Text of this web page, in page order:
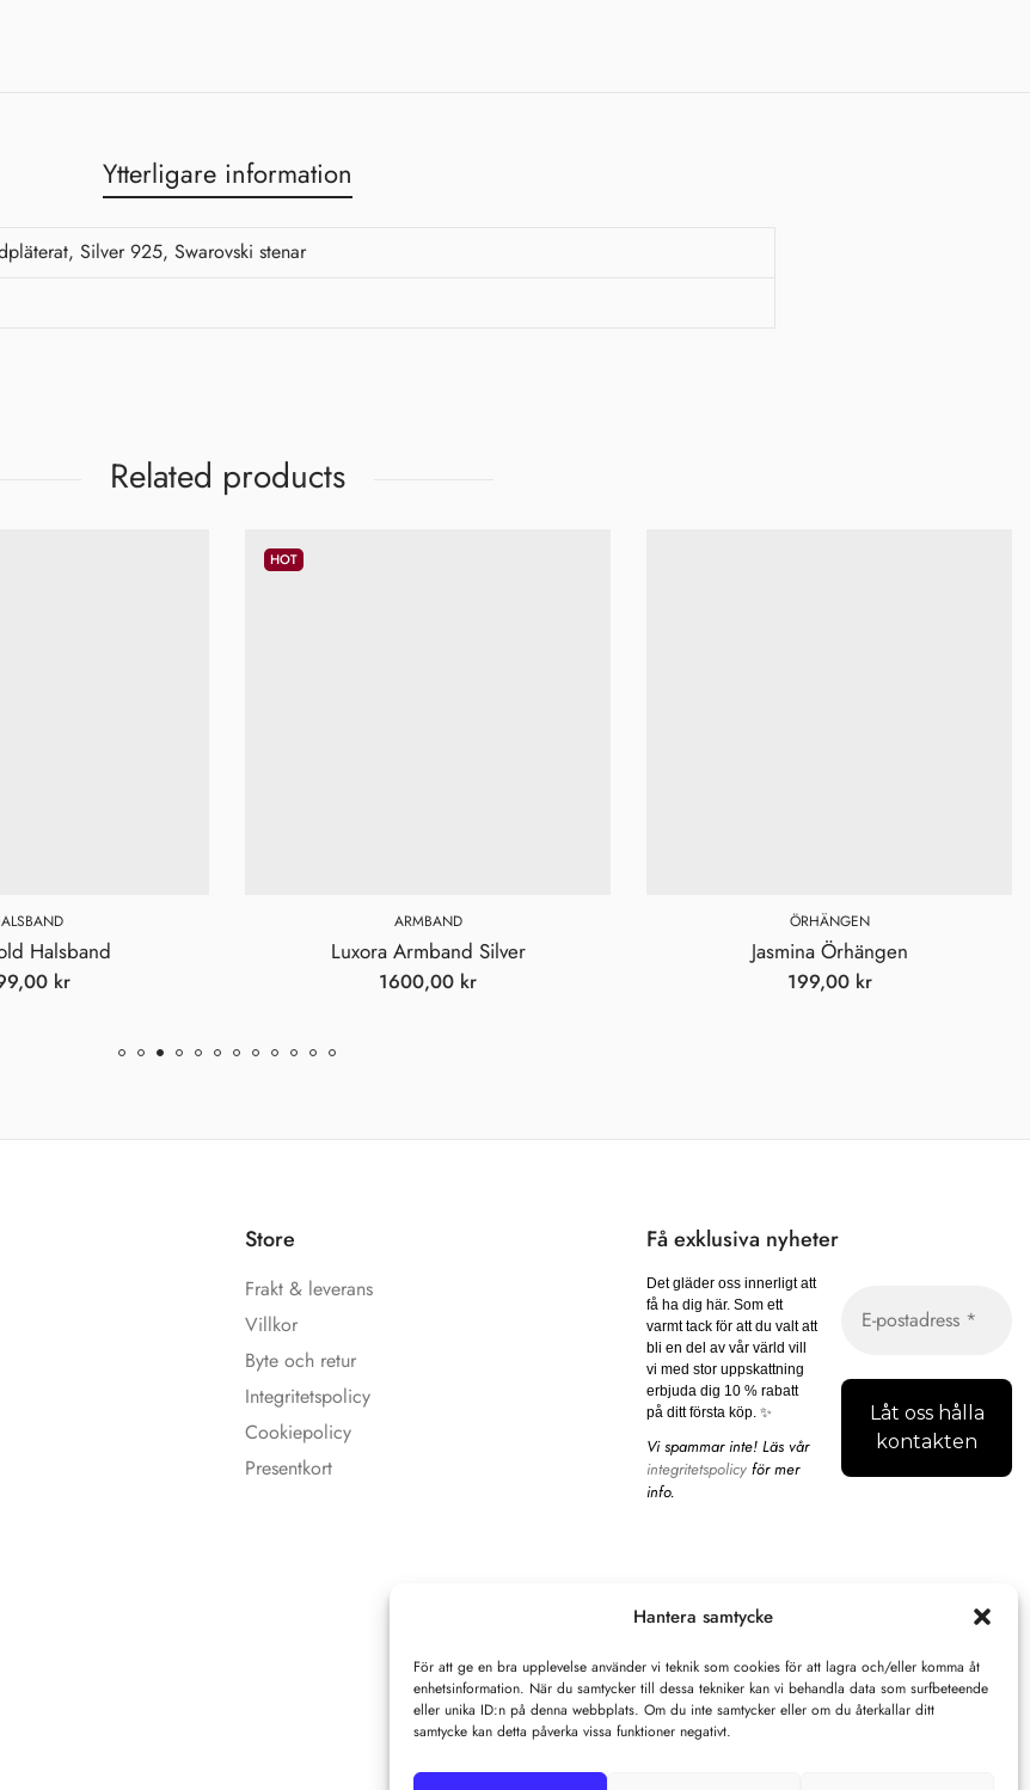
Hantera samtycke
För att ge en bra upplevelse använder vi teknik som cookies för att lagra och/eller komma åt
enhetsinformation. När du samtycker till dessa tekniker kan vi behandla data som surfbeteende
eller unika ID:n på denna webbplats. Om du inte samtycker eller om du återkallar ditt
samtycke kan detta påverka vissa funktioner negativt.
Ytterligare information
Silver 925, Swarovski stenar
Related products
Halsband
kr
HOT
ARMBAND
Luxora Armband Silver
1600,00 kr
ÖRHÄNGEN
Jasmina Örhängen
199,00 kr
Store
Frakt & leverans
Villkor
Byte och retur
Integritetspolicy
Cookiepolicy
Presentkort
Få exklusiva nyheter
Det gläder oss innerligt att
få ha dig här. Som ett
varmt tack för att du valt att
bli en del av vår värld vill
vi med stor uppskattning
erbjuda dig 10 % rabatt
på ditt första köp. ✨
Vi spammar inte! Läs vår
integritetspolicy för mer
info.
Det gläder oss innerligt att få ha
dig här. Som ett varmt tack för
uppskattning erbjuda dig 10 %